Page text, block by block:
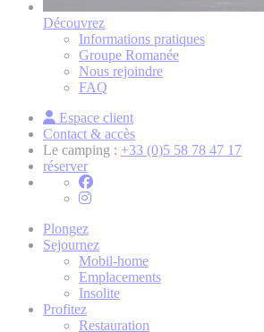
Découvrez
Informations pratiques
Groupe Romanée
Nous rejoindre
FAQ
Espace client
Contact & accès
Le camping : +33 (0)5 58 78 47 17
réserver
Plongez
Sejournez
Mobil-home
Emplacements
Insolite
Profitez
Restauration